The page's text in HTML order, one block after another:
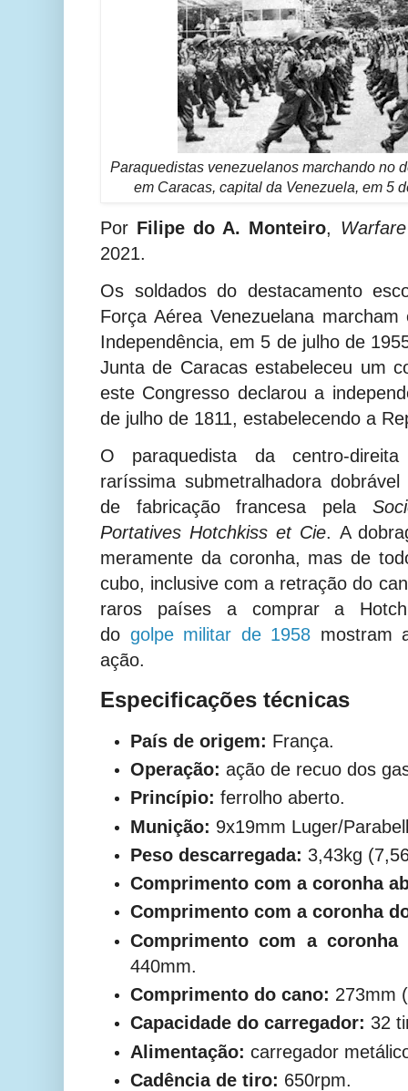
Paraquedistas venezuelanos marchando no
em Caracas, capital da Venezuela, em 5
Por Filipe do A. Monteiro,
2021.
Os soldados do destacamento
Força Aérea Venezuelana
Independência, em 5 de julho de
Junta de Caracas estabeleceu um
este Congresso declarou a
de julho de 1811, estabelecendo a
O paraquedista da centro-
raríssima submetralhadora
de fabricação francesa pela
Portatives Hotchkiss et Cie. A
meramente da coronha, mas de
cubo, inclusive com a retração do
raros países a comprar a
do golpe militar de 1958 mostram
ação.
Especificações técnicas
País de origem: França.
Operação: ação de recuo dos
Princípio: ferrolho aberto.
Munição: 9x19mm Luger/
Peso descarregada: 3,43kg
Comprimento com a coronha
Comprimento com a coronha
Comprimento com a coronha
440mm.
Comprimento do cano: 273mm
Capacidade do carregador: 32
Alimentação: carregador
Cadência de tiro: 650rpm.